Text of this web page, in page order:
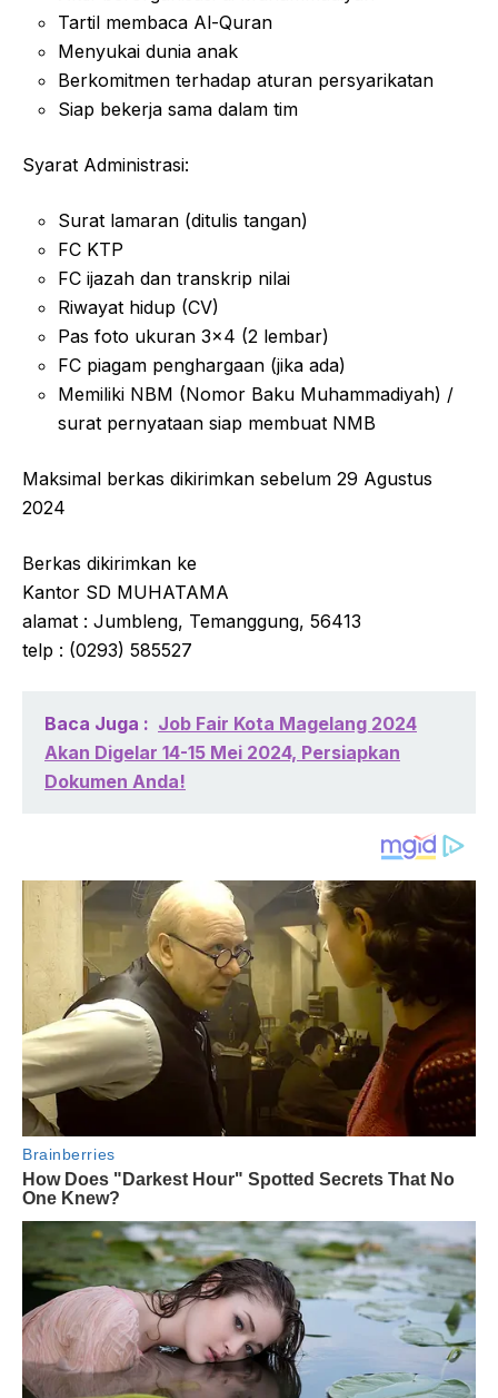
Tartil membaca Al-Quran
Menyukai dunia anak
Berkomitmen terhadap aturan persyarikatan
Siap bekerja sama dalam tim
Syarat Administrasi:
Surat lamaran (ditulis tangan)
FC KTP
FC ijazah dan transkrip nilai
Riwayat hidup (CV)
Pas foto ukuran 3×4 (2 lembar)
FC piagam penghargaan (jika ada)
Memiliki NBM (Nomor Baku Muhammadiyah) /
surat pernyataan siap membuat NMB
Maksimal berkas dikirimkan sebelum 29 Agustus
2024
Berkas dikirimkan ke
Kantor SD MUHATAMA
alamat : Jumbleng, Temanggung, 56413
telp : (0293) 585527
Baca Juga : Job Fair Kota Magelang 2024
Akan Digelar 14-15 Mei 2024, Persiapkan
Dokumen Anda!